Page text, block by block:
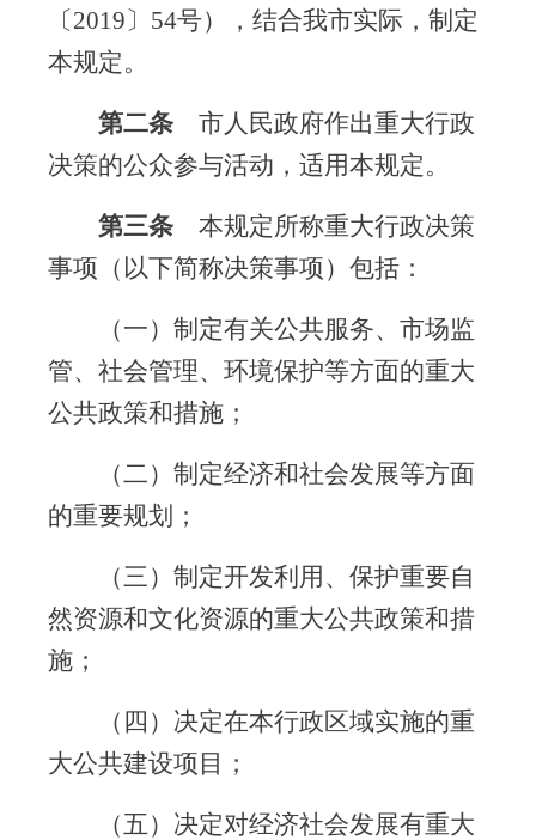
〔2019〕 54号），结合我市实际，制定
本规定。
第二条市人民政府作出重大行政
决策的公众参与活动，适用本规定。
第三条本规定所称重大行政决策
事项（以下简称决策事项）包括：
（一）制定有关公共服务、市场监
管、社会管理、环境保护等方面的重大
公共政策和措施；
（二）制定经济和社会发展等方面
的重要规划；
（三）制定开发利用、保护重要自
然资源和文化资源的重大公共政策和措
施；
（四）决定在本行政区域实施的重
大公共建设项目；
（五）决定对经济社会发展有重大